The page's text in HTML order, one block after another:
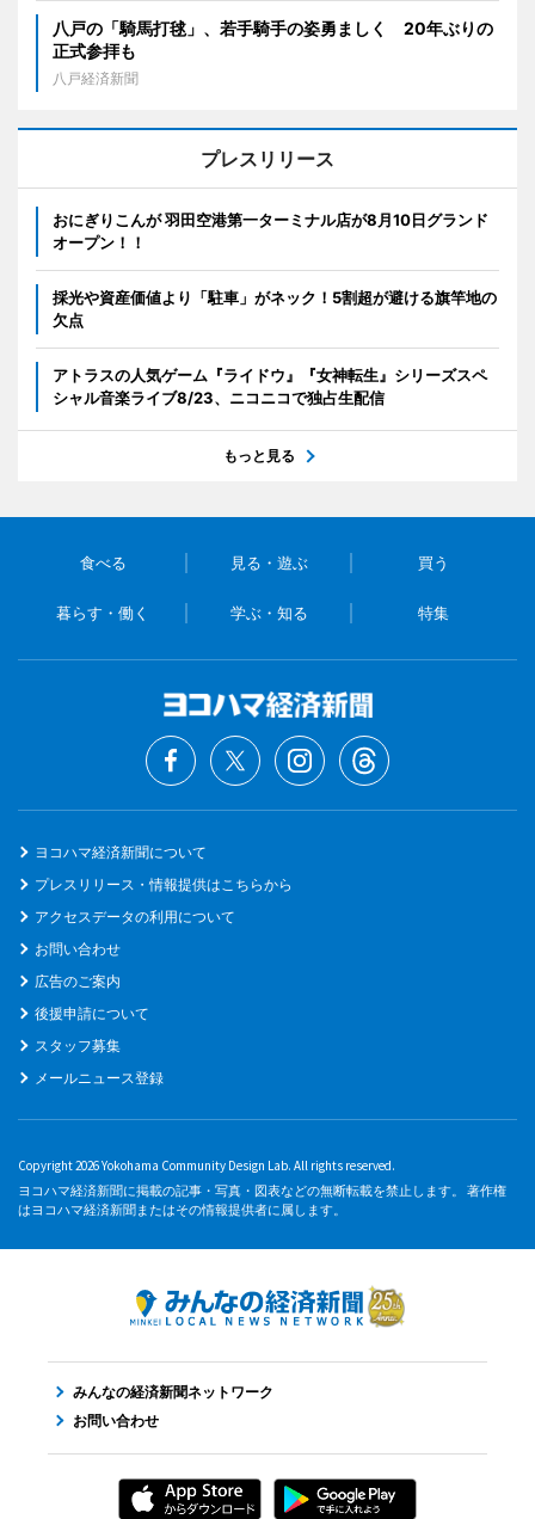
八戸の「騎馬打毬」、若手騎手の姿勇ましく 20年ぶりの
正式参拝も
八戸経済新聞
プレスリリース
おにぎりこんが 羽田空港第一ターミナル店が8月10日グランド
オープン！！
採光や資産価値より「駐車」がネック！5割超が避ける旗竿地の
欠点
アトラスの人気ゲーム『ライドウ』『女神転生』シリーズスペ
シャル音楽ライブ8/23、ニコニコで独占生配信
もっと見る
食べる 見る・遊ぶ 買う
暮らす・働く 学ぶ・知る 特集
ヨコハマ経済新聞について
プレスリリース・情報提供はこちらから
アクセスデータの利用について
お問い合わせ
広告のご案内
後援申請について
スタッフ募集
メールニュース登録
Copyright 2026 Yokohama Community Design Lab. All rights reserved.
ヨコハマ経済新聞に掲載の記事・写真・図表などの無断転載を禁止します。 著作権
はヨコハマ経済新聞またはその情報提供者に属します。
みんなの経済新聞ネットワーク
お問い合わせ